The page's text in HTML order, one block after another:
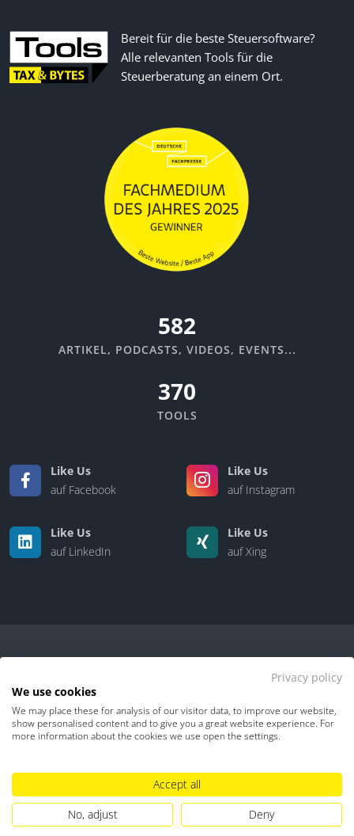
Bereit für die beste Steuersoftware?
Alle relevanten Tools für die
Steuerberatung an einem Ort.
635
ARTIKEL, PODCASTS, VIDEOS, EVENTS...
370
TOOLS
Like Us
auf Facebook
Like Us
auf Instagram
Like Us
auf LinkedIn
Like Us
auf Xing
Kontakt | Über uns
Impressum
Hinweisgebersystem
Umgang mit KI
Privacy policy
We use cookies
We may place these for analysis of our visitor data, to improve our website,
show personalised content and to give you a great website experience. For
more information about the cookies we use open the settings.
Accept all
No, adjust
Deny